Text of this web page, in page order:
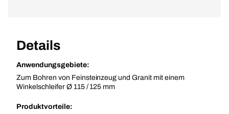
Details
Anwendungsgebiete:
Zum Bohren von Feinsteinzeug und Granit mit einem
Winkelschleifer Ø 115 / 125 mm
Produktvorteile: